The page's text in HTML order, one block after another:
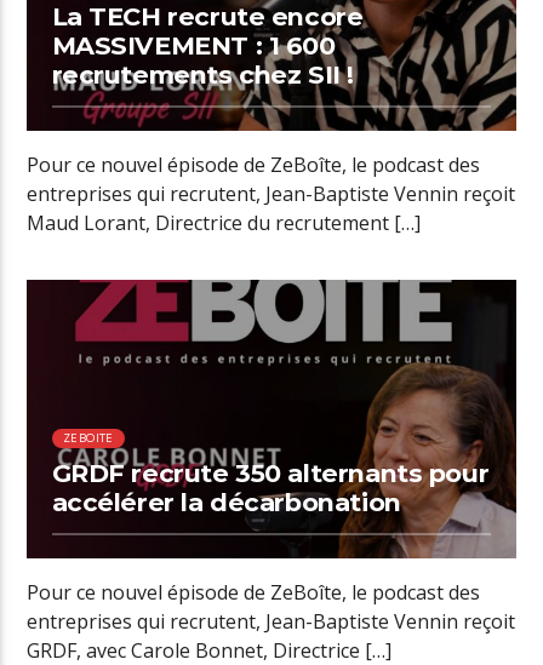
La TECH recrute encore
MASSIVEMENT : 1 600
recrutements chez SII !
Pour ce nouvel épisode de ZeBoîte, le podcast des
entreprises qui recrutent, Jean-Baptiste Vennin reçoit
Maud Lorant, Directrice du recrutement […]
00:47 READ TIME
ZEBOITE
GRDF recrute 350 alternants pour
accélérer la décarbonation
Pour ce nouvel épisode de ZeBoîte, le podcast des
entreprises qui recrutent, Jean-Baptiste Vennin reçoit
GRDF, avec Carole Bonnet, Directrice […]